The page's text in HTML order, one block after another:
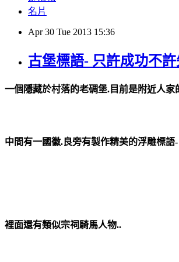
名片
Apr 30 Tue 2013 15:36
古堡標語- 只許成功不
一個隱藏於村落的老碉堡.目前是附近人
中間有一國徽.良旁有製作精美的浮雕標語
裡面還有類似宗祠騎馬人物..